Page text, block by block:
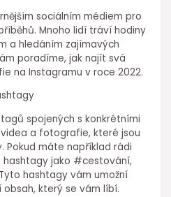
sociálním médiem pro
Mnoho lidí tráví hodiny
a hledáním zajímavých
poradíme, jak najít svá
na Instagramu v roce 2022.
spojených s konkrétními
a fotografie, které jsou
Pokud máte například rádi
jako #cestování,
hashtagy vám umožní
který se vám líbí.